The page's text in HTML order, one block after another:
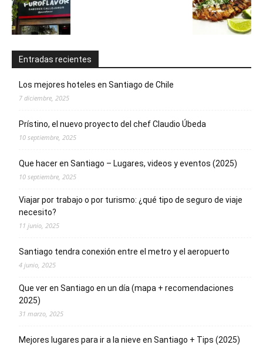
Entradas recientes
Los mejores hoteles en Santiago de Chile
7 diciembre, 2025
Prístino, el nuevo proyecto del chef Claudio Úbeda
10 septiembre, 2025
Que hacer en Santiago – Lugares, videos y eventos (2025)
10 septiembre, 2025
Viajar por trabajo o por turismo: ¿qué tipo de seguro de viaje
necesito?
11 junio, 2025
Santiago tendra conexión entre el metro y el aeropuerto
4 junio, 2025
Que ver en Santiago en un día (mapa + recomendaciones
2025)
31 marzo, 2025
Mejores lugares para ir a la nieve en Santiago + Tips (2025)